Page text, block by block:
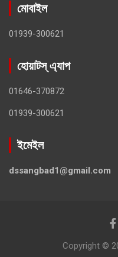
মোবাইল
01939-300621
হোয়াটস্ এ্যাপ
01646-370872
01939-300621
ইমেইল
dssangbad1@gmail.com
Copyright ©